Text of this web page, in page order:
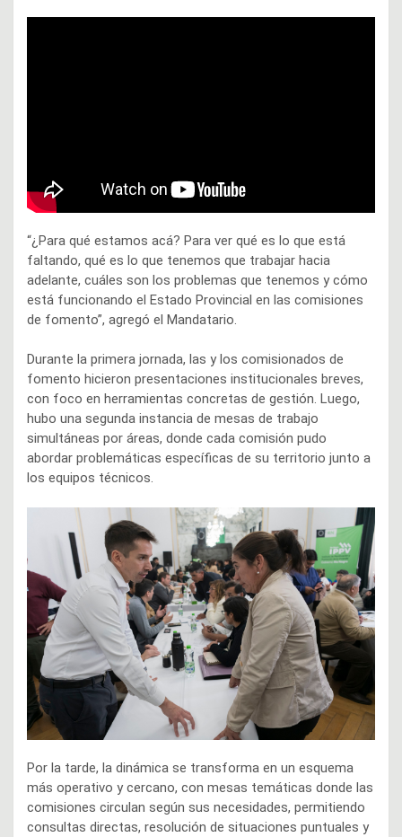
“¿Para qué estamos acá? Para ver qué es lo que está
faltando, qué es lo que tenemos que trabajar hacia
adelante, cuáles son los problemas que tenemos y cómo
está funcionando el Estado Provincial en las comisiones
de fomento”, agregó el Mandatario.
Durante la primera jornada, las y los comisionados de
fomento hicieron presentaciones institucionales breves,
con foco en herramientas concretas de gestión. Luego,
hubo una segunda instancia de mesas de trabajo
simultáneas por áreas, donde cada comisión pudo
abordar problemáticas específicas de su territorio junto a
los equipos técnicos.
Por la tarde, la dinámica se transforma en un esquema
más operativo y cercano, con mesas temáticas donde las
comisiones circulan según sus necesidades, permitiendo
consultas directas, resolución de situaciones puntuales y